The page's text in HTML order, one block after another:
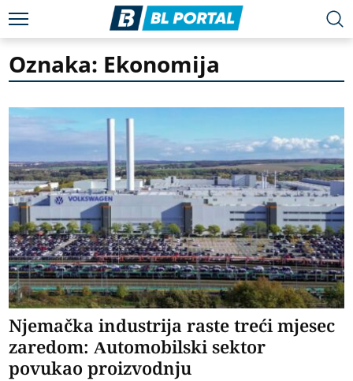
Oznaka: Ekonomija
Njemačka industrija raste treći mjesec
zaredom: Automobilski sektor
povukao proizvodnju